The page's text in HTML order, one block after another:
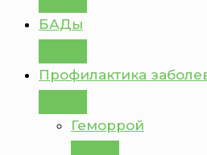
БАДы
Профилактика
Геморрой